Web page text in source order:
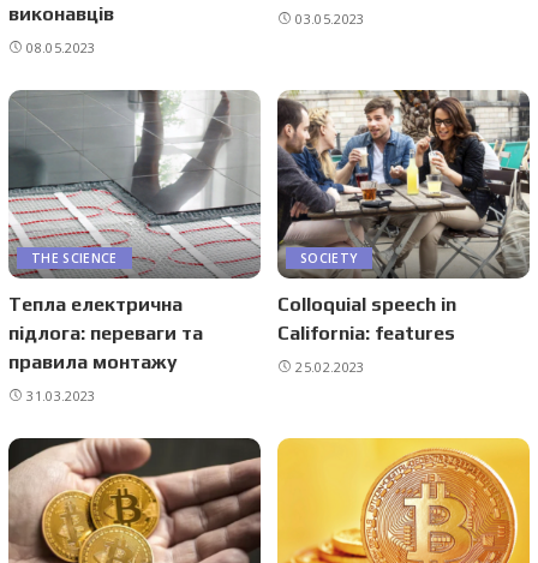
виконавців
08.05.2023
03.05.2023
THE SCIENCE
Тепла електрична
підлога: переваги та
правила монтажу
31.03.2023
SOCIETY
Colloquial speech in
California: features
25.02.2023